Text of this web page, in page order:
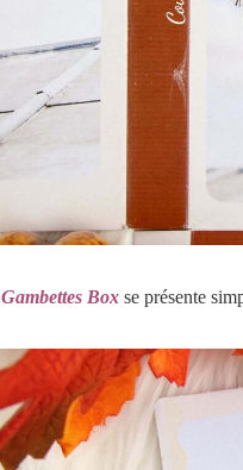
Gambettes Boxse présente